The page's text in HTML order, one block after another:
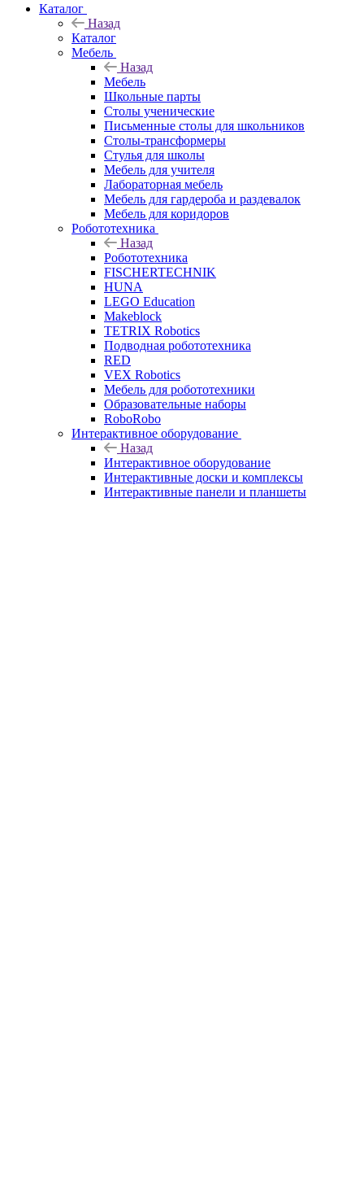
Каталог
Назад
Каталог
Мебель
Назад
Мебель
Школьные парты
Столы ученические
Письменные столы для школьников
Столы-трансформеры
Стулья для школы
Мебель для учителя
Лабораторная мебель
Мебель для гардероба и раздевалок
Мебель для коридоров
Робототехника
Назад
Робототехника
FISCHERTECHNIK
HUNA
LEGO Education
Makeblock
TETRIX Robotics
Подводная робототехника
RED
VEX Robotics
Мебель для робототехники
Образовательные наборы
RoboRobo
Интерактивное оборудование
Назад
Интерактивное оборудование
Интерактивные доски и комплексы
Интерактивные панели и планшеты